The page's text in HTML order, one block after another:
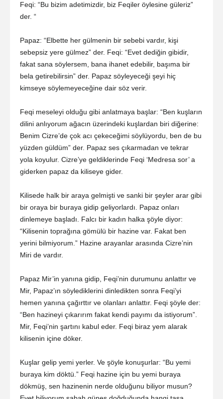
Feqi: “Bu bizim adetimizdir, biz Feqiler öylesine güleriz”
der. “
Papaz: “Elbette her gülmenin bir sebebi vardır, kişi
sebepsiz yere gülmez” der. Feqi: “Evet dediğin gibidir,
fakat sana söylersem, bana ihanet edebilir, başıma bir
bela getirebilirsin” der. Papaz söyleyeceği şeyi hiç
kimseye söylemeyeceğine dair söz verir.
Feqi meseleyi olduğu gibi anlatmaya başlar: “Ben kuşların
dilini anlıyorum ağacın üzerindeki kuşlardan biri diğerine:
Benim Cizre’de çok acı çekeceğimi söylüyordu, ben de bu
yüzden güldüm” der. Papaz ses çıkarmadan ve tekrar
yola koyulur. Cizre’ye geldiklerinde Feqi ‘Medresa sor’ a
giderken papaz da kiliseye gider.
Kilisede halk bir araya gelmişti ve sanki bir şeyler arar gibi
bir oraya bir buraya gidip geliyorlardı. Papaz onları
dinlemeye başladı. Falcı bir kadın halka şöyle diyor:
“Kilisenin toprağına gömülü bir hazine var. Fakat ben
yerini bilmiyorum.” Hazine arayanlar arasında Cizre’nin
Miri de vardır.
Papaz Mir’in yanına gidip, Feqi’nin durumunu anlattır ve
Mir, Papaz’ın söylediklerini dinledikten sonra Feqi’yi
hemen yanına çağırttır ve olanları anlattır. Feqi şöyle der:
“Ben hazineyi çıkarırım fakat kendi payımı da istiyorum”.
Mir, Feqi’nin şartını kabul eder. Feqi biraz yem alarak
kilisenin içine döker.
Kuşlar gelip yemi yerler. Ve şöyle konuşurlar: “Bu yemi
buraya kim döktü.” Feqi hazine için bu yemi buraya
dökmüş, sen hazinenin nerde olduğunu biliyor musun?